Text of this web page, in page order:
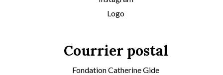
Logo
Courrier postal
Fondation Catherine Gide